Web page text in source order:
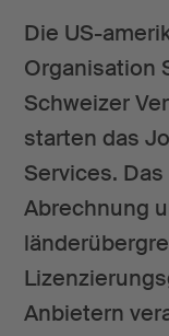
Die US-
Organisation
Schweizer
starten das
Services.
Abrechnung
Anbietern